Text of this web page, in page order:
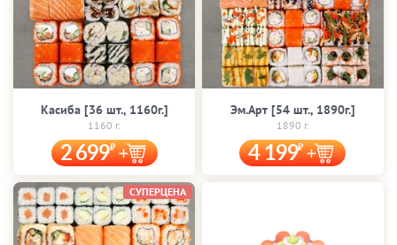
Касиба [36 шт., 1160г.]
1160 г.
2 699
Эм.Арт [54 шт., 1890г.]
1890 г.
4 199
СУПЕРЦЕНА